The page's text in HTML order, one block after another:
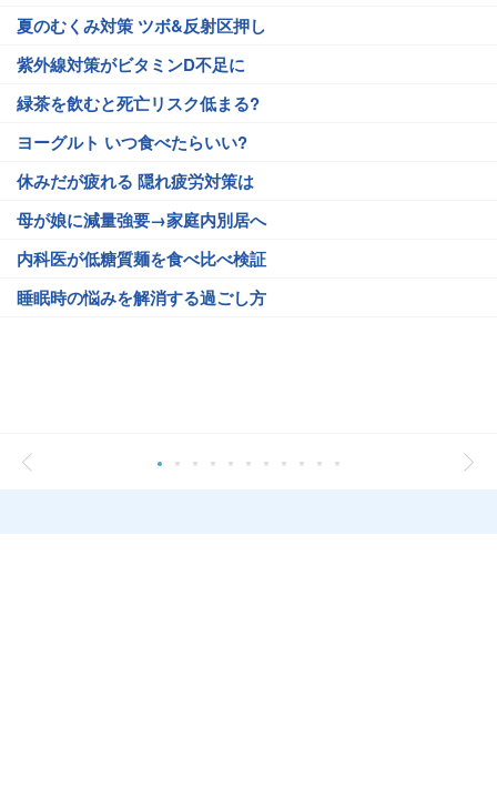
夏のむくみ対策 ツボ&反射区押し
紫外線対策がビタミンD不足に
緑茶を飲むと死亡リスク低まる?
ヨーグルト いつ食べたらいい?
休みだが疲れる 隠れ疲労対策は
母が娘に減量強要→家庭内別居へ
内科医が低糖質麺を食べ比べ検証
睡眠時の悩みを解消する過ごし方